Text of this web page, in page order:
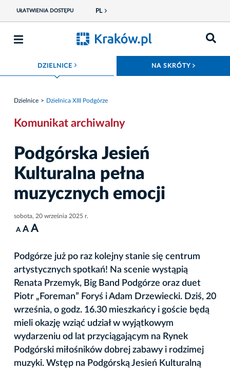
UŁATWIENIA DOSTĘPU PL
DZIELNICE ROZWIŃ MENU NA SKRÓTY
Dzielnice Dzielnica XIII Podgórze
Komunikat archiwalny
Podgórska Jesień
Kulturalna pełna
muzycznych emocji
sobota, 20 września 2025 r.
A A A
Podgórze już po raz kolejny stanie się centrum
artystycznych spotkań! Na scenie wystąpią
Renata Przemyk, Big Band Podgórze oraz duet
Piotr „Foreman” Foryś i Adam Drzewiecki. Dziś, 20
września, o godz. 16.30 mieszkańcy i goście będą
mieli okazję wziąć udział w wyjątkowym
wydarzeniu od lat przyciągającym na Rynek
Podgórski miłośników dobrej zabawy i rodzimej
muzyki. Wstęp na Podgórską Jesień Kulturalną